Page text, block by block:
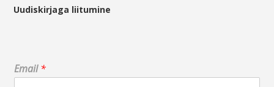
Uudiskirjaga liitumine
E
m
Email*